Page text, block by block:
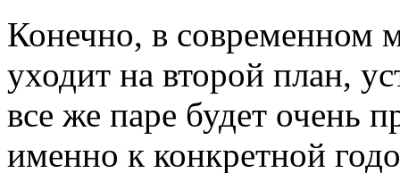
Конечно, в современном
уходит на второй план,
все же паре будет очень
именно к конкретной